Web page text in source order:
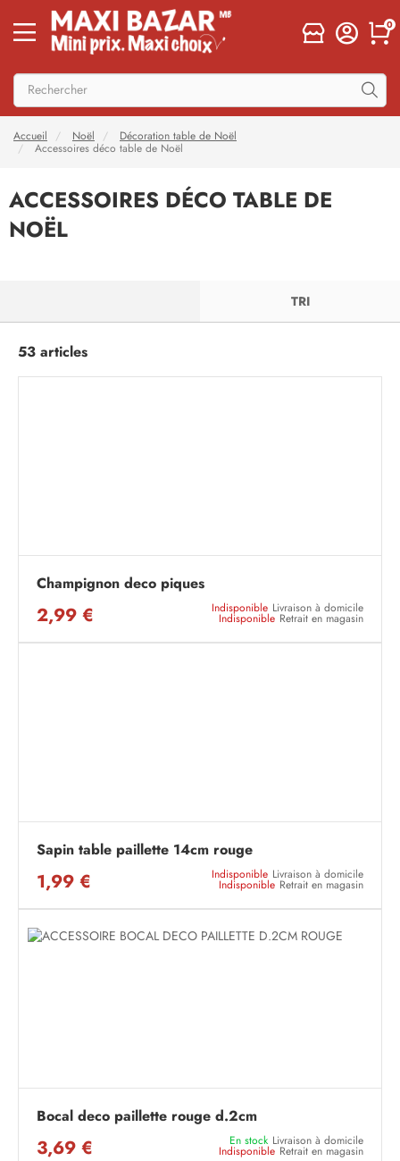
0
Accueil Noël
Décoration table de Noël
Accessoires déco table de Noël
ACCESSOIRES DÉCO TABLE DE
NOËL
TRI
Champignon deco piques
2,99 € Indisponible Livraison à domicile
Indisponible Retrait en magasin
Sapin table paillette 14cm rouge
1,99 € Indisponible Livraison à domicile
Indisponible Retrait en magasin
Bocal deco paillette rouge d.2cm
3,69 € En stock Livraison à domicile
Indisponible Retrait en magasin
53 articles